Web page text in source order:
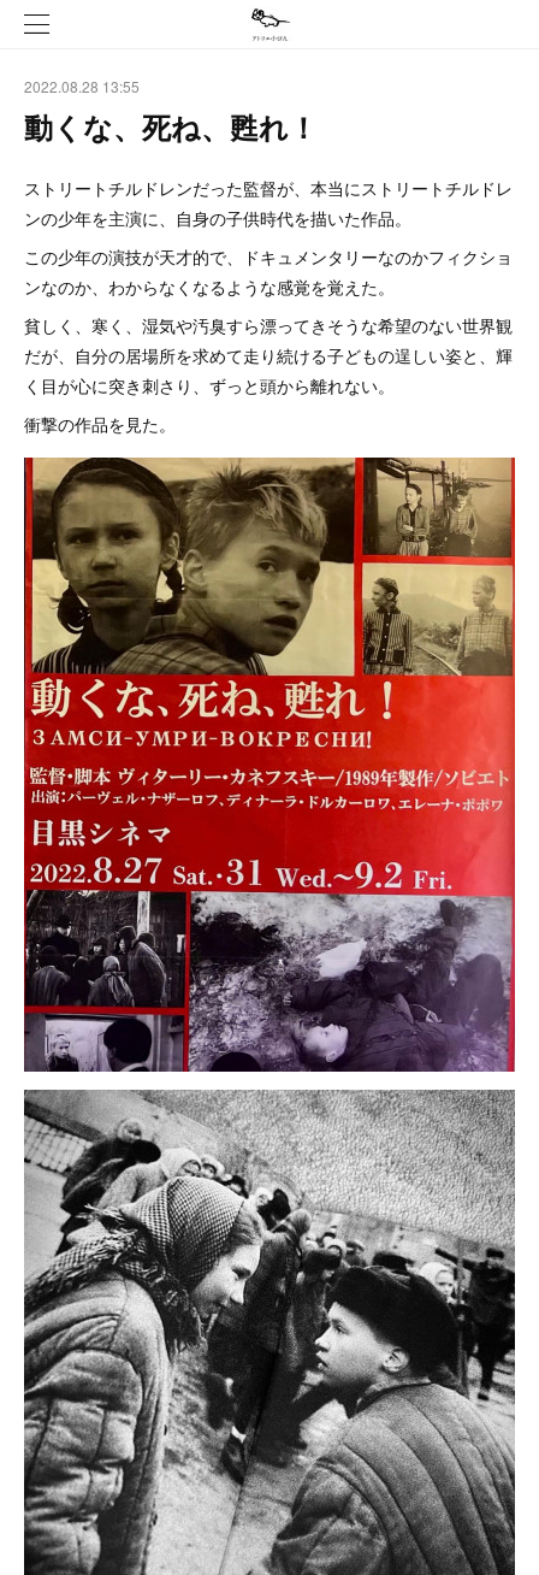
2022.08.28 13:55
動くな、死ね、甦れ！
ストリートチルドレンだった監督が、本当にストリートチルドレ
ンの少年を主演に、自身の子供時代を描いた作品。
この少年の演技が天才的で、ドキュメンタリーなのかフィクショ
ンなのか、わからなくなるような感覚を覚えた。
貧しく、寒く、湿気や汚臭すら漂ってきそうな希望のない世界観
だが、自分の居場所を求めて走り続ける子どもの逞しい姿と、輝
く目が心に突き刺さり、ずっと頭から離れない。
衝撃の作品を見た。